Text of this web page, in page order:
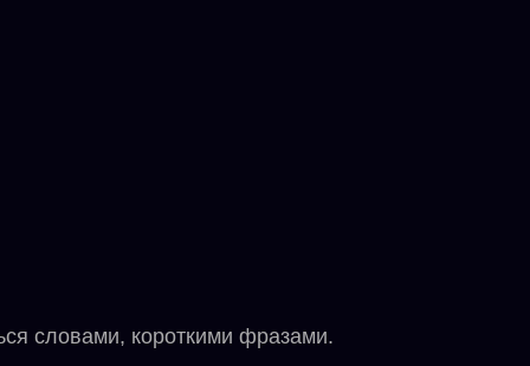
словами, короткими фразами.